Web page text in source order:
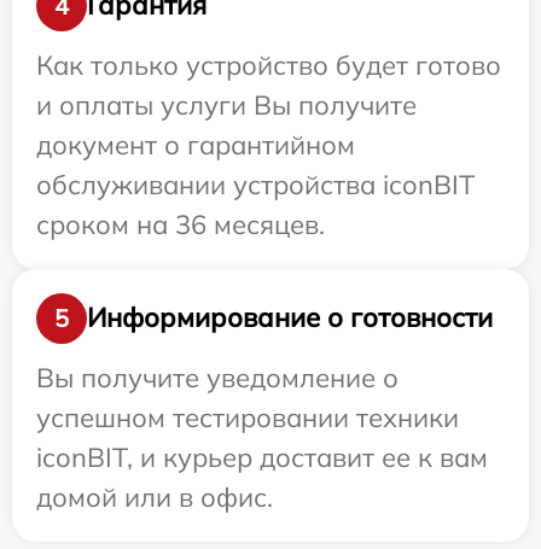
Как только устройство будет готово
и оплаты услуги Вы получите
документ о гарантийном
обслуживании устройства iconBIT
сроком на 36 месяцев.
5
Информирование о готовности
Вы получите уведомление о
успешном тестировании техники
iconBIT, и курьер доставит ее к вам
домой или в офис.